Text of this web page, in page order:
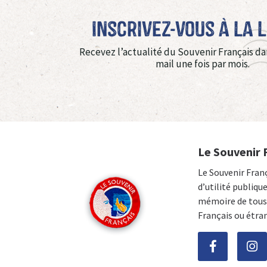
Inscrivez-vous à La
Recevez l’actualité du Souvenir Français
mail une fois par mois.
Le Souvenir
Le Souvenir
d’utilité
mémoire de
Français ou